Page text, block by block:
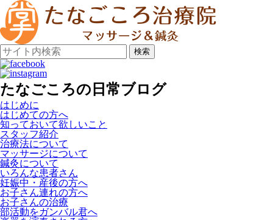
検索
たなごころの日常ブログ
はじめに
はじめての方へ
知っておいて欲しいこと
スタッフ紹介
治療法について
マッサージについて
鍼灸について
いろんな患者さん
妊娠中・産後の方へ
お子さん連れの方へ
お子さんの治療
部活動をガンバル君へ